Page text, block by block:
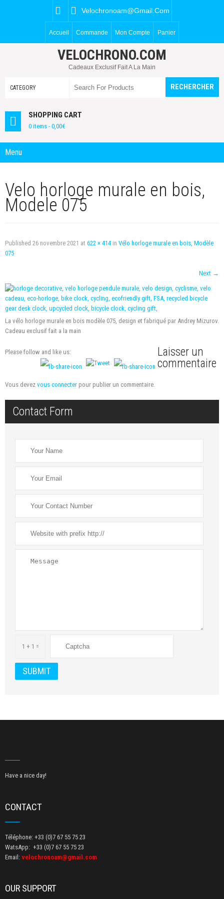
Velochronoam@gmail.com
Accueil Commande Mon Compte Panier
VELOCHRONO.COM
Cadeaux Exclusif Fait A La Main
SHOPPING CART
0 items - 0,00€
Menu
Velo horloge murale en bois,
Modele 075
Published 26 novembre 2021 at 622 × 414 in Vélo horloge murale en bois, Modèle
075
Next →
La vélo horloge murale en bois modèle 075, design et fabriqué par Andrey Mizurov.
Cadeau exclusif fait a la main
Please follow and like us:
Laisser un
commentaire
Vous devez vous connecter pour publier un commentaire.
Contact Form
1 + 1 =
Have a nice day!
CONTACT
Téléphone: +33 (0)7 67 55 75 23
WatsApp: +33 (0)7 67 55 75 23
Email: velochronoam@gmail.com
OUR SUPPORT